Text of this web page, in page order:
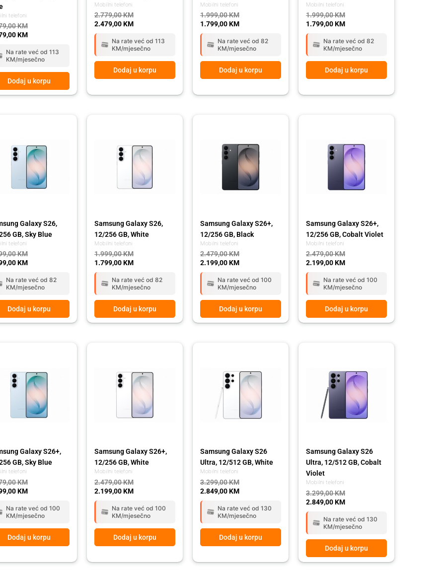
telefoni
KM
KM
Na rate već od 113
KM/mjesečno
Dodaj u korpu
Mobilni telefoni
2.779,00KM
2.479,00KM
Na rate već od 113
KM/mjesečno
Dodaj u korpu
Mobilni telefoni
1.999,00KM
1.799,00KM
Na rate već od 82
KM/mjesečno
Dodaj u korpu
Mobilni telefoni
1.999,00KM
1.799,00KM
Na rate već od 82
KM/mjesečno
Dodaj u korpu
telefoni
Galaxy S26,
GB, Sky Blue
KM
KM.
KM
KM.
Na rate već od 82
KM/mjesečno
Dodaj u korpu
Mobilni telefoni
Samsung Galaxy S26,
12/256 GB, White
1.999,00KM
1.999,00 KM.
1.799,00KM
1.799,00 KM.
Na rate već od 82
KM/mjesečno
Dodaj u korpu
Mobilni telefoni
Samsung Galaxy S26+,
12/256 GB, Black
2.479,00KM
2.479,00 KM.
2.199,00KM
2.199,00 KM.
Na rate već od 100
KM/mjesečno
Dodaj u korpu
Mobilni telefoni
Samsung Galaxy S26+,
12/256 GB, Cobalt Violet
2.479,00KM
2.479,00 KM.
2.199,00KM
2.199,00 KM.
Na rate već od 100
KM/mjesečno
Dodaj u korpu
telefoni
Galaxy S26+,
GB, Sky Blue
KM
KM.
KM
KM.
Na rate već od 100
KM/mjesečno
Dodaj u korpu
Mobilni telefoni
Samsung Galaxy S26+,
12/256 GB, White
2.479,00KM
2.479,00 KM.
2.199,00KM
2.199,00 KM.
Na rate već od 100
KM/mjesečno
Dodaj u korpu
Mobilni telefoni
Samsung Galaxy S26
Ultra, 12/512 GB, White
3.299,00KM
3.299,00 KM.
2.849,00KM
2.849,00 KM.
Na rate već od 130
KM/mjesečno
Dodaj u korpu
Mobilni telefoni
Samsung Galaxy S26
Ultra, 12/512 GB, Cobalt
Violet
3.299,00KM
3.299,00 KM.
2.849,00KM
2.849,00 KM.
Na rate već od 130
KM/mjesečno
Dodaj u korpu